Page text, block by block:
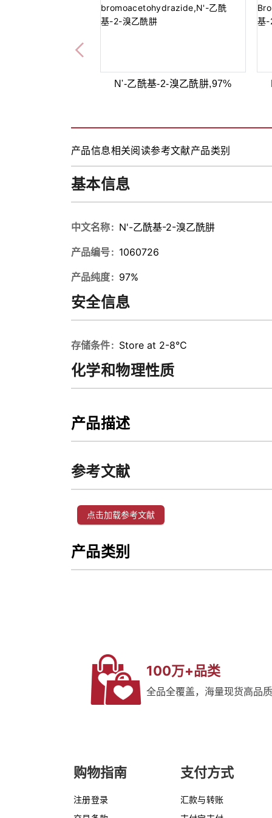
N'-乙酰基-2-溴乙酰肼,97%
产品信息相关阅读参考文献产品类别
基本信息
中文名称 N'-乙酰基-2-溴乙酰肼
产品编号 1060726
产品纯度 97%
安全信息
存储条件 Store at 2-8℃
化学和物理性质
产品描述
参考文献
点击加载参考文献
产品类别
100万+品类
全品全覆盖，海量现货高品
购物指南
注册登录
支付方式
汇款与转账